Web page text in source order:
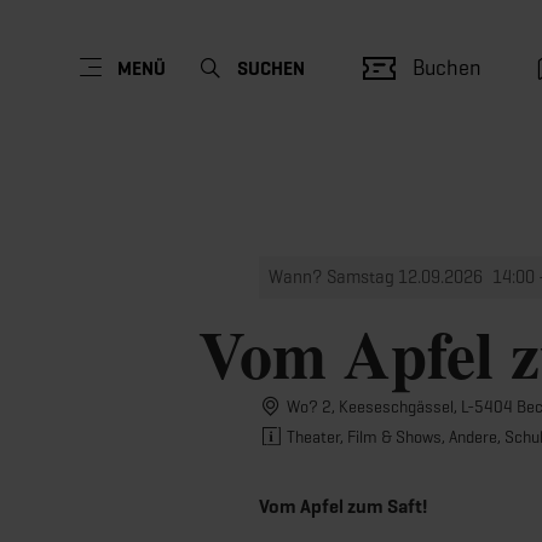
MENÜ SUCHEN Buchen
Wann? Samstag 12.09.2026 14:00
Vom Apfel
Wo? 2, Keeseschgässel, L-5404
Theater, Film & Shows, Andere,
Vom Apfel zum Saft!